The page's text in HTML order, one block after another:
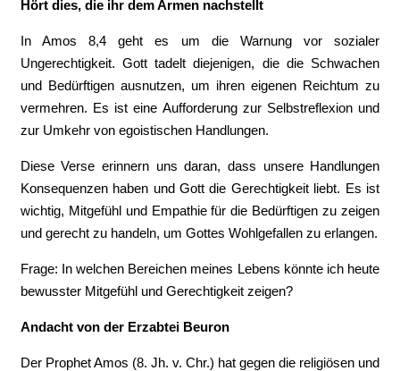
Hört dies, die ihr dem Armen nachstellt
In Amos 8,4 geht es um die Warnung vor sozialer
Ungerechtigkeit. Gott tadelt diejenigen, die die Schwachen
und Bedürftigen ausnutzen, um ihren eigenen Reichtum zu
vermehren. Es ist eine Aufforderung zur Selbstreflexion und
zur Umkehr von egoistischen Handlungen.
Diese Verse erinnern uns daran, dass unsere Handlungen
Konsequenzen haben und Gott die Gerechtigkeit liebt. Es ist
wichtig, Mitgefühl und Empathie für die Bedürftigen zu zeigen
und gerecht zu handeln, um Gottes Wohlgefallen zu erlangen.
Frage: In welchen Bereichen meines Lebens könnte ich heute
bewusster Mitgefühl und Gerechtigkeit zeigen?
Andacht von der Erzabtei Beuron
Der Prophet Amos (8. Jh. v. Chr.) hat gegen die religiösen und